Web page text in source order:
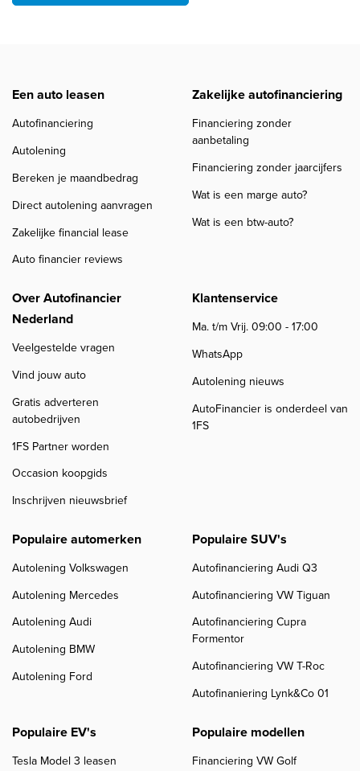
Een auto leasen
Autofinanciering
Autolening
Bereken je maandbedrag
Direct autolening aanvragen
Zakelijke financial lease
Auto financier reviews
Zakelijke autofinanciering
Financiering zonder
aanbetaling
Financiering zonder jaarcijfers
Wat is een marge auto?
Wat is een btw-auto?
Over Autofinancier
Nederland
Veelgestelde vragen
Vind jouw auto
Gratis adverteren
autobedrijven
1FS Partner worden
Occasion koopgids
Inschrijven nieuwsbrief
Klantenservice
Ma. t/m Vrij. 09:00 - 17:00
WhatsApp
Autolening nieuws
AutoFinancier is onderdeel van
1FS
Populaire automerken
Autolening Volkswagen
Autolening Mercedes
Autolening Audi
Autolening BMW
Autolening Ford
Populaire SUV's
Autofinanciering Audi Q3
Autofinanciering VW Tiguan
Autofinanciering Cupra
Formentor
Autofinanciering VW T-Roc
Autofinaniering Lynk&Co 01
Populaire EV's
Tesla Model 3 leasen
Populaire modellen
Financiering VW Golf